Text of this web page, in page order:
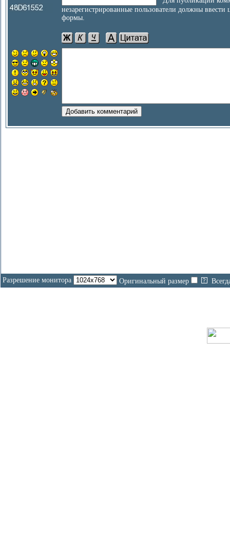
незарегистрированные пользователи должны
формы.
Разрешение монитора Оригинальный размер